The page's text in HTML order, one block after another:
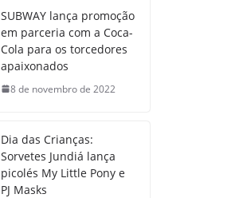
SUBWAY lança promoção
em parceria com a Coca-
Cola para os torcedores
apaixonados
8 de novembro de 2022
Dia das Crianças:
Sorvetes Jundiá lança
picolés My Little Pony e
PJ Masks